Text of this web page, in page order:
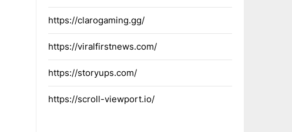
https://clarogaming.gg/
https://viralfirstnews.com/
https://storyups.com/
https://scroll-viewport.io/